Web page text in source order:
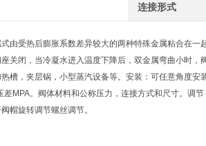
连接形式
由受热后膨胀系数差异较大的两种特殊金属粘合在
关闭，当冷凝水进入温度下降后，双金属弯曲小时
槽，夹层锅，小型蒸汽设备等。安装：可任意角度
MPA。阀体材料和公称压力，连接方式和尺寸。调
帽旋转调节螺丝调节。